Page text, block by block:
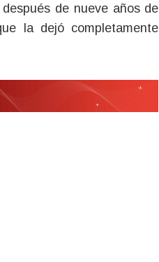
de nueve años de
la dejó completamente